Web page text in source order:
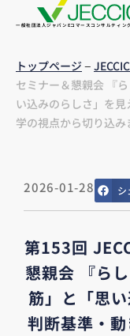
一般社団法人ジャパンEコマースコンサルティン
トップページ–
セミナー＆懇親会 『
い込みのらしさ」を
学の視点から切り込み
2026-01-28 シ
第153回
懇親会 『ら
筋」と「思
判断基準・